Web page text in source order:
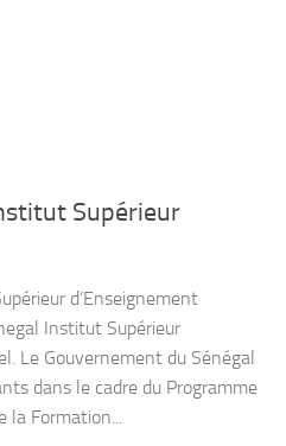
Supérieur
d’Enseignement
Institut Supérieur
Le Gouvernement du Sénégal
dans le cadre du Programme
Formation...